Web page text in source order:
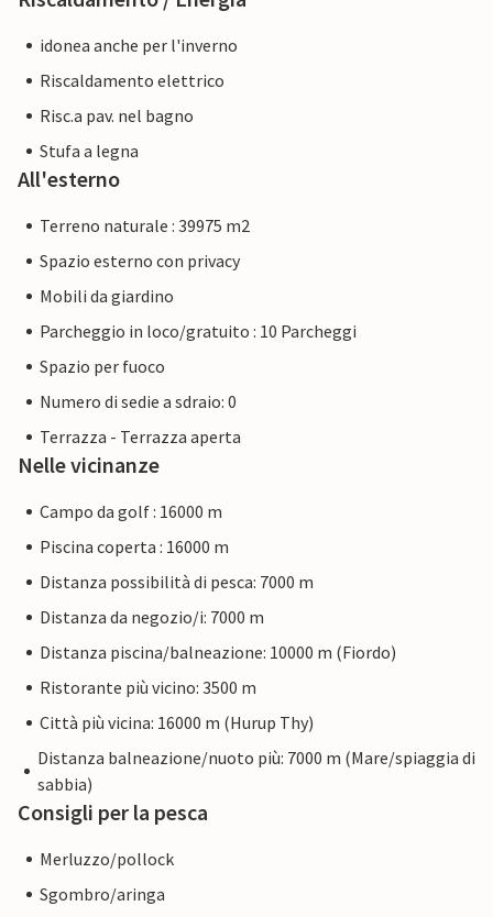
idonea anche per l'inverno
Riscaldamento elettrico
Risc.a pav. nel bagno
Stufa a legna
All'esterno
Terreno naturale : 39975 m2
Spazio esterno con privacy
Mobili da giardino
Parcheggio in loco/gratuito : 10 Parcheggi
Spazio per fuoco
Numero di sedie a sdraio: 0
Terrazza - Terrazza aperta
Nelle vicinanze
Campo da golf : 16000 m
Piscina coperta : 16000 m
Distanza possibilità di pesca: 7000 m
Distanza da negozio/i: 7000 m
Distanza piscina/balneazione: 10000 m (Fiordo)
Ristorante più vicino: 3500 m
Città più vicina: 16000 m (Hurup Thy)
Distanza balneazione/nuoto più: 7000 m (Mare/spiaggia di
sabbia)
Consigli per la pesca
Merluzzo/pollock
Sgombro/aringa